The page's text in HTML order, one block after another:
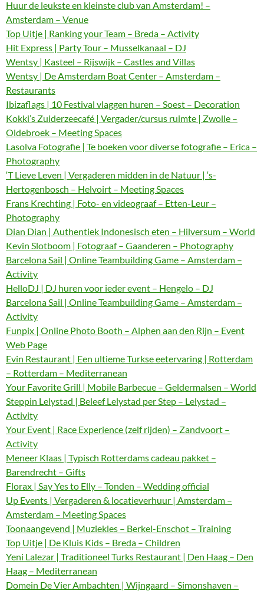
Huur de leukste en kleinste club van Amsterdam! –
Amsterdam – Venue
Top Uitje | Ranking your Team – Breda – Activity
Hit Express | Party Tour – Musselkanaal – DJ
Wentsy | Kasteel – Rijswijk – Castles and Villas
Wentsy | De Amsterdam Boat Center – Amsterdam –
Restaurants
Ibizaflags | 10 Festival vlaggen huren – Soest – Decoration
Kokki’s Zuiderzeecafé | Vergader/cursus ruimte | Zwolle –
Oldebroek – Meeting Spaces
Lasolva Fotografie | Te boeken voor diverse fotografie – Erica –
Photography
‘T Lieve Leven | Vergaderen midden in de Natuur | ‘s-
Hertogenbosch – Helvoirt – Meeting Spaces
Frans Krechting | Foto- en videograaf – Etten-Leur –
Photography
Dian Dian | Authentiek Indonesisch eten – Hilversum – World
Kevin Slotboom | Fotograaf – Gaanderen – Photography
Barcelona Sail | Online Teambuilding Game – Amsterdam –
Activity
HelloDJ | DJ huren voor ieder event – Hengelo – DJ
Barcelona Sail | Online Teambuilding Game – Amsterdam –
Activity
Funpix | Online Photo Booth – Alphen aan den Rijn – Event
Web Page
Evin Restaurant | Een ultieme Turkse eetervaring | Rotterdam
– Rotterdam – Mediterranean
Your Favorite Grill | Mobile Barbecue – Geldermalsen – World
Steppin Lelystad | Beleef Lelystad per Step – Lelystad –
Activity
Your Event | Race Experience (zelf rijden) – Zandvoort –
Activity
Meneer Klaas | Typisch Rotterdams cadeau pakket –
Barendrecht – Gifts
Florax | Say Yes to Elly – Tonden – Wedding official
Up Events | Vergaderen & locatieverhuur | Amsterdam –
Amsterdam – Meeting Spaces
Toonaangevend | Muziekles – Berkel-Enschot – Training
Top Uitje | De Kluis Kids – Breda – Children
Yeni Lalezar | Traditioneel Turks Restaurant | Den Haag – Den
Haag – Mediterranean
Domein De Vier Ambachten | Wijngaard – Simonshaven –